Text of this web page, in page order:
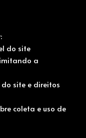
do site
a
site e direitos
coleta e uso de